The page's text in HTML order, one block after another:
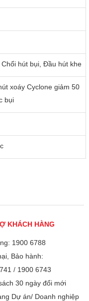
suất 300W, lực hút
tóc rối và các mảnh
độ ồn ở mức 68 dB,
hút bụi, Đầu hút khe
xoáy Cyclone giảm 50
bụi
KHÁCH HÀNG
1900 6788
Bảo hành:
/ 1900 6743
30 ngày đổi mới
Dự án/ Doanh nghiệp